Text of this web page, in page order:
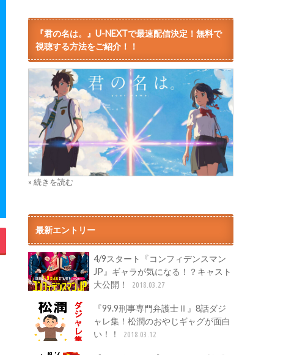
『君の名は。』U-NEXTで最速配信決定！無料で
視聴する方法をご紹介！！
» 続きを読む
最新エントリー
4/9スタート『コンフィデンスマン
JP』ギャラが気になる！？キャスト
大公開！
2018.03.27
『99.9刑事専門弁護士Ⅱ』8話ダジ
ャレ集！松潤のおやじギャグが面白
い！！
2018.03.12